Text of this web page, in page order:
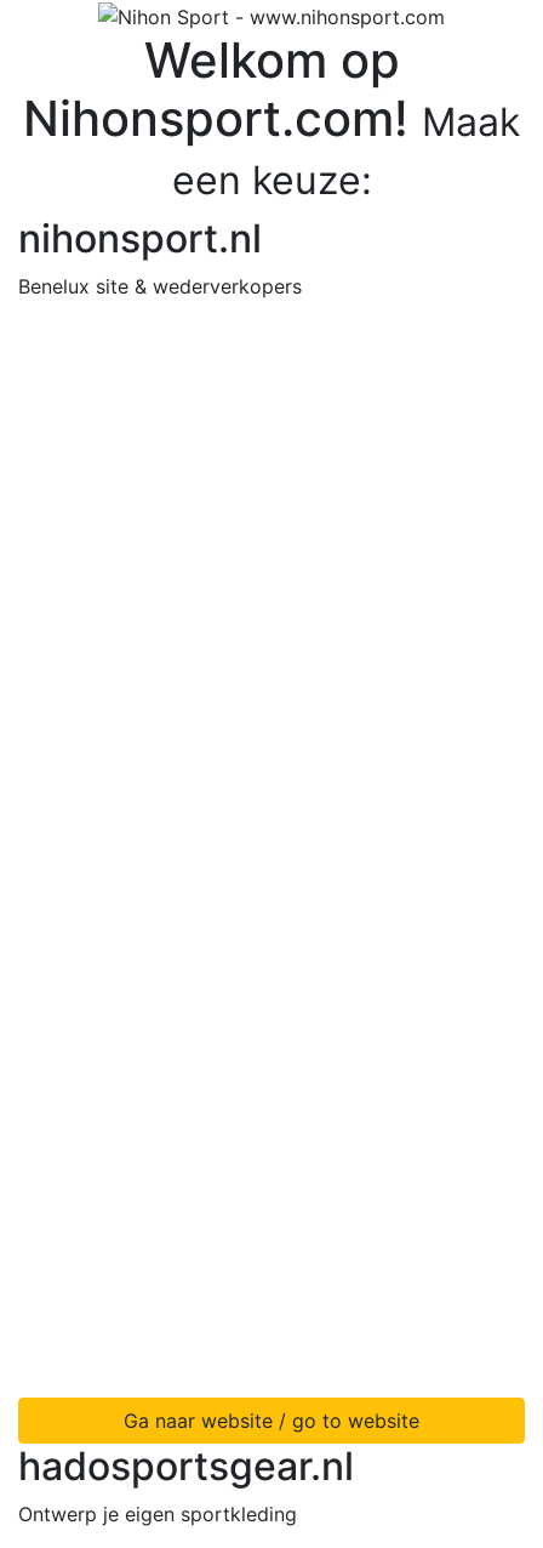
Welkom op
Nihonsport.com! Maak
een keuze:
nihonsport.nl
Benelux site & wederverkopers
Ga naar website / go to website
hadosportsgear.nl
Ontwerp je eigen sportkleding